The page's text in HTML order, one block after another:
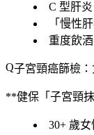
C 型肝
「 慢性
重度飲
子宮頸癌篩檢
**健保「子宮頸抹
30+ 歲